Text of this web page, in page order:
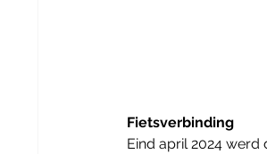
Fietsverbinding
Eind april 2024